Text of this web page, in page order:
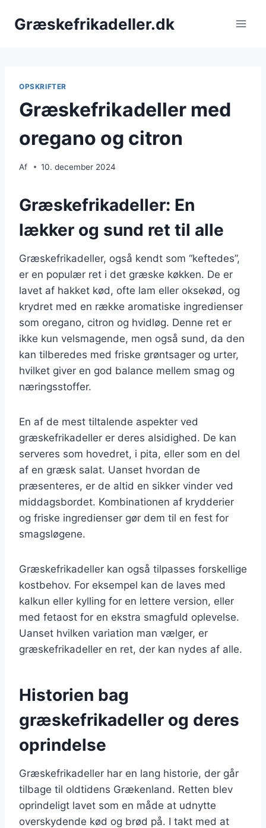
Græskefrikadeller.dk
OPSKRIFTER
Græskefrikadeller med
oregano og citron
Af 10. december 2024
Græskefrikadeller: En
lækker og sund ret til alle
Græskefrikadeller, også kendt som “keftedes”,
er en populær ret i det græske køkken. De er
lavet af hakket kød, ofte lam eller oksekød, og
krydret med en række aromatiske ingredienser
som oregano, citron og hvidløg. Denne ret er
ikke kun velsmagende, men også sund, da den
kan tilberedes med friske grøntsager og urter,
hvilket giver en god balance mellem smag og
næringsstoffer.
En af de mest tiltalende aspekter ved
græskefrikadeller er deres alsidighed. De kan
serveres som hovedret, i pita, eller som en del
af en græsk salat. Uanset hvordan de
præsenteres, er de altid en sikker vinder ved
middagsbordet. Kombinationen af krydderier
og friske ingredienser gør dem til en fest for
smagsløgene.
Græskefrikadeller kan også tilpasses forskellige
kostbehov. For eksempel kan de laves med
kalkun eller kylling for en lettere version, eller
med fetaost for en ekstra smagfuld oplevelse.
Uanset hvilken variation man vælger, er
græskefrikadeller en ret, der kan nydes af alle.
Historien bag
græskefrikadeller og deres
oprindelse
Græskefrikadeller har en lang historie, der går
tilbage til oldtidens Grækenland. Retten blev
oprindeligt lavet som en måde at udnytte
overskydende kød og brød på. I takt med at